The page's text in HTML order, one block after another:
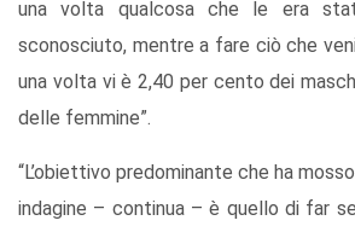
una volta qualcosa che le era
sconosciuto, mentre a fare ciò che
una volta vi è 2,40 per cento dei
delle femmine”.
“L’obiettivo predominante che ha
indagine – continua – è quello di far